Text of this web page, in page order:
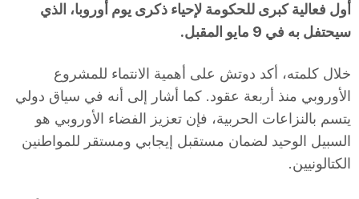
أول فعالية كبرى للحكومة لإحياء ذكرى يوم أوروبا، الذي
سيحتفل به في 9 مايو المقبل.
خلال كلمته، أكد دوتش على أهمية الانتماء للمشروع
الأوروبي منذ أربعة عقود. كما أشار إلى أنه في سياق دولي
يتسم بالنزاعات الحربية، فإن تعزيز الفضاء الأوروبي هو
السبيل الوحيد لضمان مستقبل إيجابي ومستقر للمواطنين
الكتالونيين.